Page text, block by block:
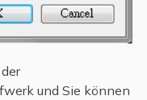
und Sie können